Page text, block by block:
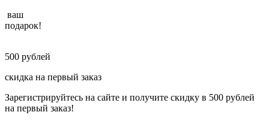
ваш
подарок!
500 рублей
скидка на первый заказ
Зарегистрируйтесь на сайте и получите скидку в 500 рублей
на первый заказ!